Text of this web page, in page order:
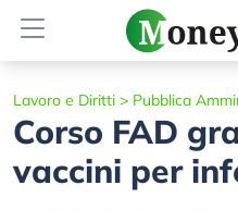
Lavoro e Diritti > Pubblica
Corso FAD
vaccini per